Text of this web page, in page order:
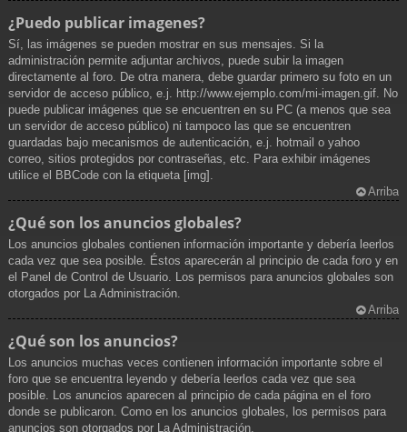
¿Puedo publicar imagenes?
Sí, las imágenes se pueden mostrar en sus mensajes. Si la
administración permite adjuntar archivos, puede subir la imagen
directamente al foro. De otra manera, debe guardar primero su foto en un
servidor de acceso público, e.j. http://www.ejemplo.com/mi-imagen.gif. No
puede publicar imágenes que se encuentren en su PC (a menos que sea
un servidor de acceso público) ni tampoco las que se encuentren
guardadas bajo mecanismos de autenticación, e.j. hotmail o yahoo
correo, sitios protegidos por contraseñas, etc. Para exhibir imágenes
utilice el BBCode con la etiqueta [img].
Arriba
¿Qué son los anuncios globales?
Los anuncios globales contienen información importante y debería leerlos
cada vez que sea posible. Éstos aparecerán al principio de cada foro y en
el Panel de Control de Usuario. Los permisos para anuncios globales son
otorgados por La Administración.
Arriba
¿Qué son los anuncios?
Los anuncios muchas veces contienen información importante sobre el
foro que se encuentra leyendo y debería leerlos cada vez que sea
posible. Los anuncios aparecen al principio de cada página en el foro
donde se publicaron. Como en los anuncios globales, los permisos para
anuncios son otorgados por La Administración.